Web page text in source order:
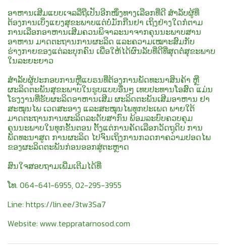
ອາຫານເສີມແບບເຈລລີ່ຖືເປັນອີກໜຶ່ງທາງເລືອກທີ່ດີ ສຳລັບຜູ້ທີ່
ຕ້ອງການເບິ່ງແຍງສຸຂະພາບແຕ່ບໍ່ມັກກືນຢາ ເຖິງຢ່າງໃດກໍຕາມ
ການເລືອກອາຫານເສີມຄວນພິຈາລະນາຈາກຄຸນນະພາບສານ
ອາຫານ ມາດຕະຖານການຜະລິດ ແລະຄວາມເໝາະສົມກັບ
ຮ່າງກາຍຂອງແຕ່ລະບຸກຄົນ ເພື່ອໃຫ້ໄດ້ຜົນລັບທີ່ດີທີ່ສຸດຕໍ່ສຸຂະພາບ
ໃນລະຍະຍາວ
ສຳລັບຜູ້ປະກອບການຫຼືແບຣນທີ່ຕ້ອງການພັດທະນາສິນຄ້າ ຫຼື
ຜະລິດຕະພັນສຸຂະພາບໃນຮູບແບບອື່ນໆ ເທບປະທານໂອສົດ ແມ່ນ
ໂຮງງານທີ່ຮັບຜະລິດອາຫານເສີມ ຜະລິດຕະພັນເສີມອາຫານ ຢາ
ສະໝຸນໄພ ເວດສະອາງ ແລະສະໝຸນໄພທຸກປະເພດ ພາຍໃຕ້
ມາດຕະຖານການຜະລິດລະດັບສາກົນ ພ້ອມລະບົບຄວບຄຸມ
ຄຸນນະພາບໃນທຸກຂັ້ນຕອນ ຕັ້ງແຕ່ການຄັດເລືອກວັດຖຸດິບ ການ
ພັດທະນາສູດ ການຜະລິດ ໄປຈົນເຖິງການກວດກາຄວາມປອດໄພ
ຂອງຜະລິດຕະພັນກ່ອນອອກສູ່ຕະຫຼາດ
ສົນໃຈສອບຖາມເພີ່ມເຕີມໄດ້ທີ່
ໂທ. 064-641-6955, 02-295-3955
Line: https://lin.ee/3tw3Sa7
Website: www.teppratarnosod.com